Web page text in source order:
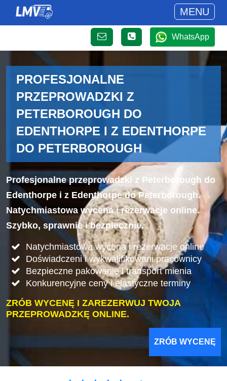
MENU
WhatsApp
PROFESJONALNE
PRZEPROWADZKI Z
PETERBOROUGH DO
EDENTHORPE I Z EDENTHORPE
DO PETERBOROUGH
Profesjonalne przeprowadzki z Peterborough do
Edenthorpe i z Edenthorpe do Peterborough.
Natychmiastowa wycena i rezerwacje online.
Szybko, sprawnie i bezpiecznie.
Natychmiastowa wycena i rezerwacje online
Doświadczeni i wykwalifikowani pracownicy
Bezpieczne pakowanie i transport mienia
Konkurencyjne ceny i elastyczne terminy
ZRÓB WYCENĘ I ZAREZERWUJ TWOJA
PRZEPROWADZKĘ ONLINE.
ZRÓB WYCENĘ